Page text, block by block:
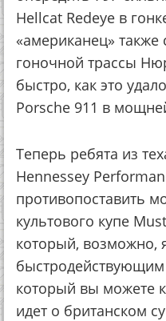
Hellcat Redeye в
«американец»
гоночной трассы
быстро, как это
Porsche 911 в
Теперь ребята из
Hennessey
противопоставить
культового купе
который, возможно,
который вы можете
идет о британском